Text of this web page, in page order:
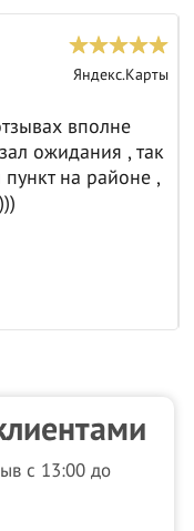
Яндекс.Карты
вполне
ожидания , так
на районе ,
с 13:00 до